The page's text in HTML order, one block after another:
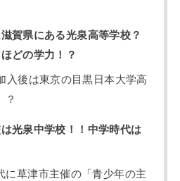
賀県にある光泉高等学校？
どの学力！？
入後は東京の目黒日本大学高
？
光泉中学校！！中学時代は
に草津市主催の「青少年の主